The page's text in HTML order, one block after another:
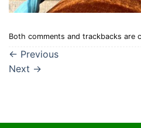
Both comments and trackbacks are
← Previous
Next →